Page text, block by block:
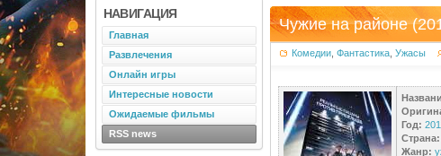
Чужие на районе
Комедии, Фантастика, Ужасы
Год:
Страна:
Жанр:
НАВИГАЦИЯ
Главная
Развлечения
Онлайн игры
Интересные новости
Ожидаемые фильмы
RSS news